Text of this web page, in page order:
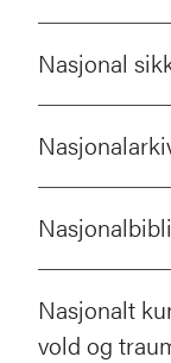
Nasjonal
Nasjonalt
vold og